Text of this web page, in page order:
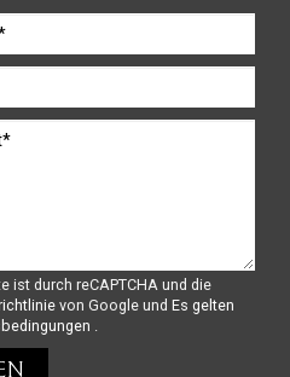
ist durch reCAPTCHA und die
von Google und Es gelten
.